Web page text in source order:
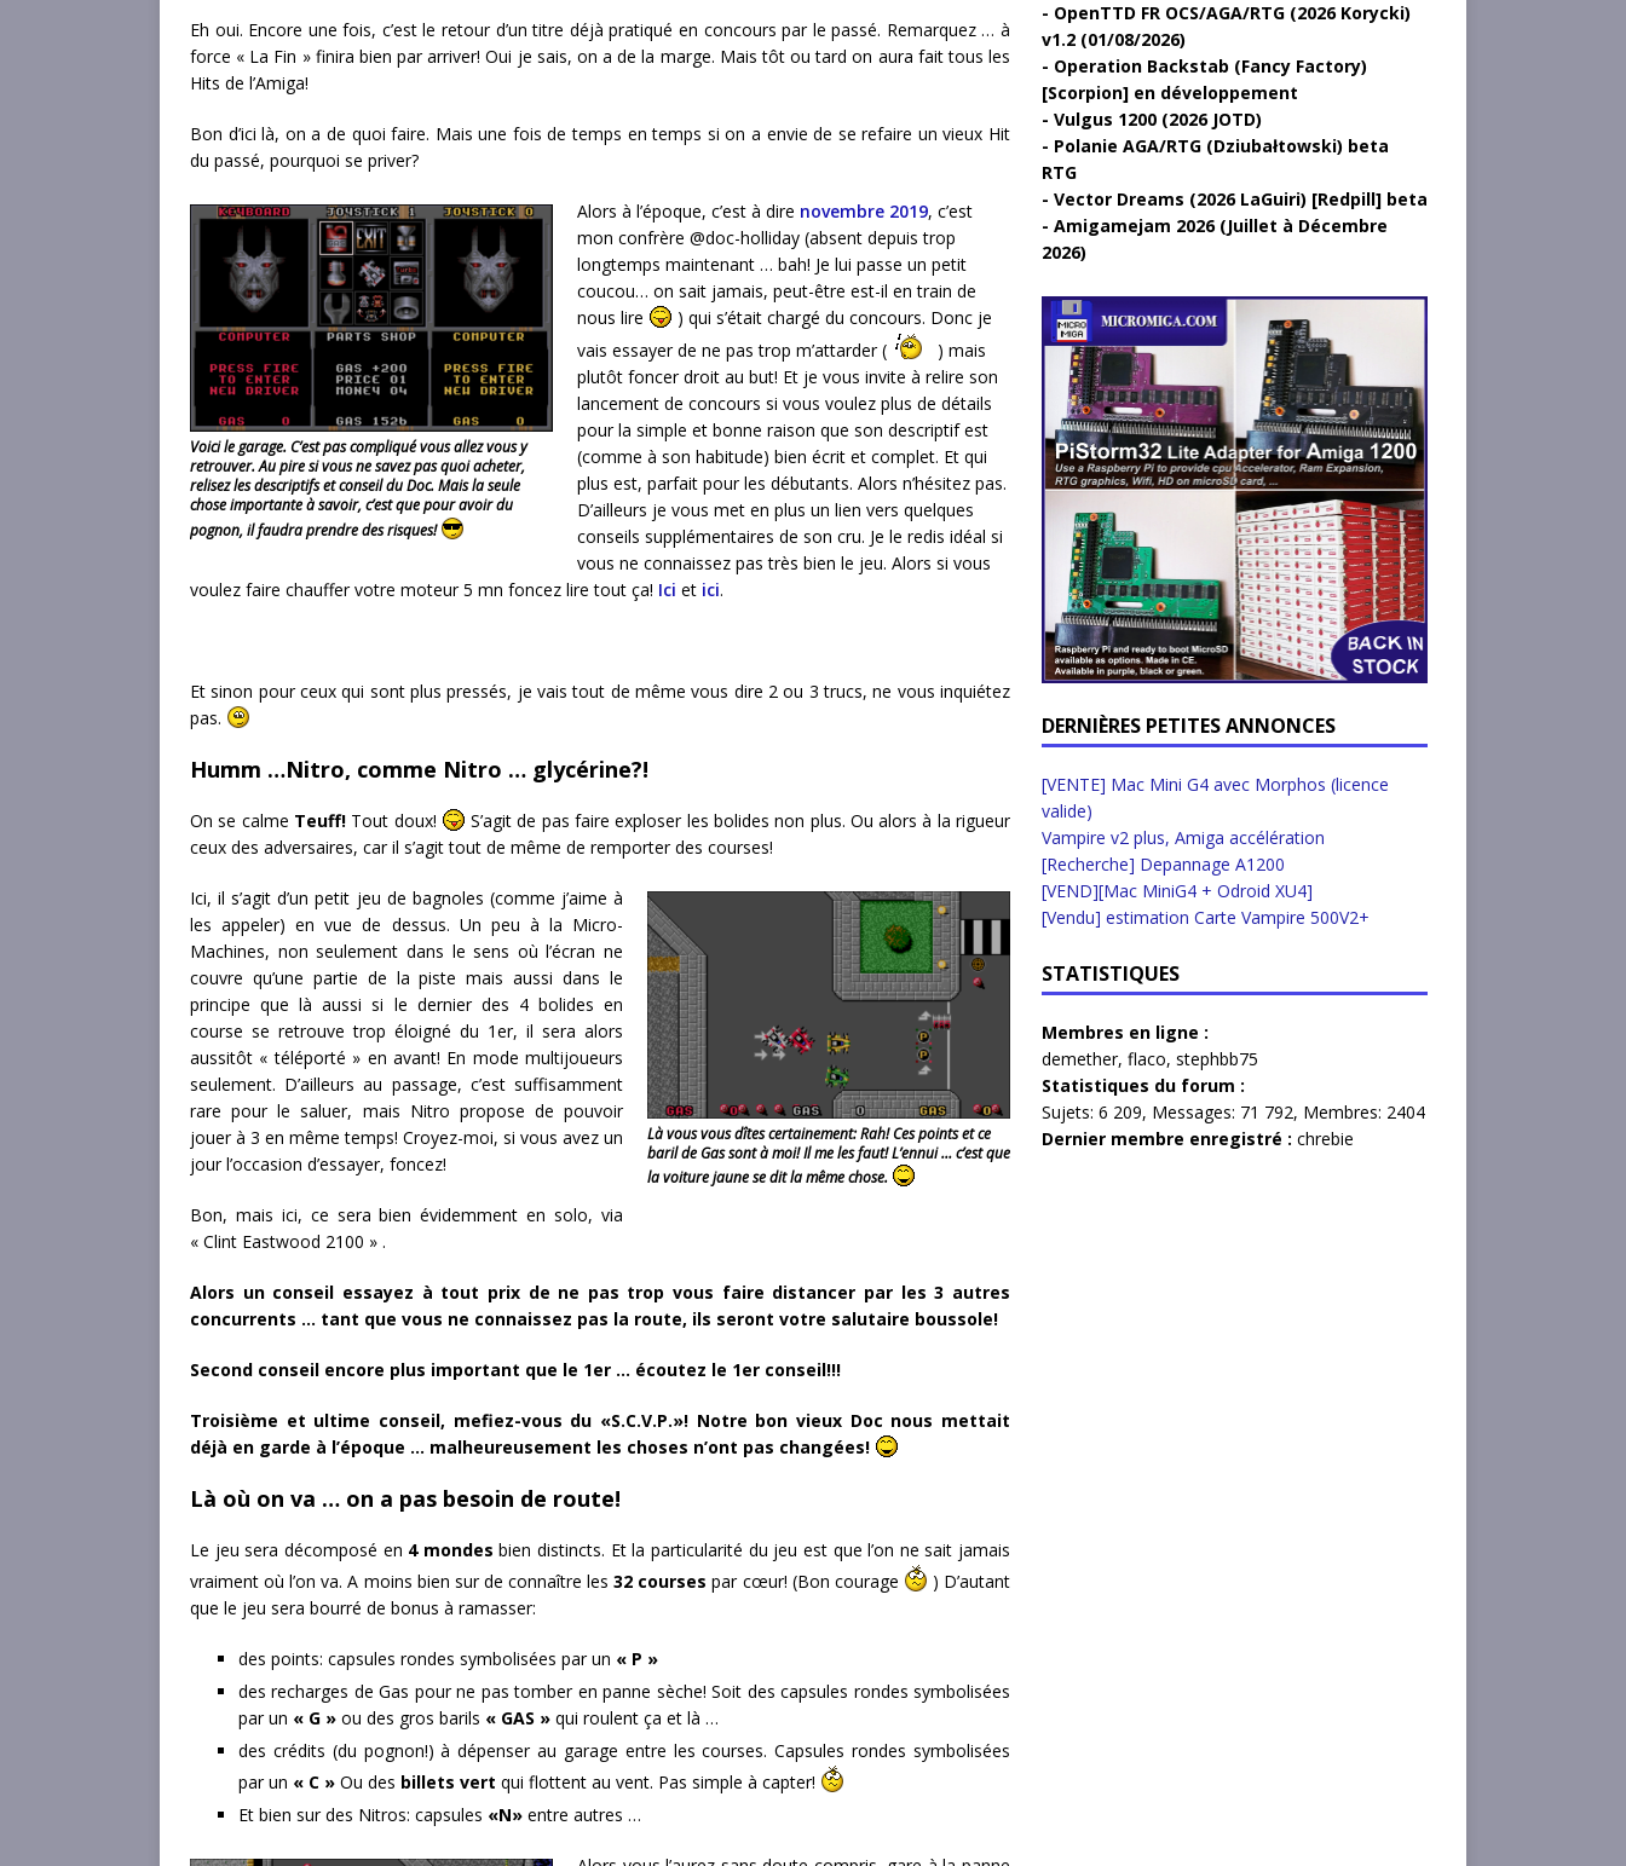
Eh oui. Encore une fois, c’est le retour d’un titre déjà pratiqué en concours par le passé. Remarquez … à
force « La Fin » finira bien par arriver! Oui je sais, on a de la marge. Mais tôt ou tard on aura fait tous les
Hits de l’Amiga!
Bon d’ici là, on a de quoi faire. Mais une fois de temps en temps si on a envie de se refaire un vieux Hit
du passé, pourquoi se priver?
Voici le garage. C’est pas compliqué vous allez vous y
retrouver. Au pire si vous ne savez pas quoi acheter,
relisez les descriptifs et conseil du Doc. Mais la seule
chose importante à savoir, c’est que pour avoir du
pognon, il faudra prendre des risques!
Alors à l’époque, c’est à dire novembre 2019, c’est
mon confrère @doc-holliday (absent depuis trop
longtemps maintenant … bah! Je lui passe un petit
coucou… on sait jamais, peut-être est-il en train de
nous lire
) qui s’était chargé du concours. Donc je
vais essayer de ne pas trop m’attarder (
) mais
plutôt foncer droit au but! Et je vous invite à relire son
lancement de concours si vous voulez plus de détails
pour la simple et bonne raison que son descriptif est
(comme à son habitude) bien écrit et complet. Et qui
plus est, parfait pour les débutants. Alors n’hésitez pas.
D’ailleurs je vous met en plus un lien vers quelques
conseils supplémentaires de son cru. Je le redis idéal si
vous ne connaissez pas très bien le jeu. Alors si vous
voulez faire chauffer votre moteur 5 mn foncez lire tout ça! Ici et ici.
Et sinon pour ceux qui sont plus pressés, je vais tout de même vous dire 2 ou 3 trucs, ne vous inquiétez
pas.
Humm …Nitro, comme Nitro … glycérine?!
On se calme Teuff!Tout doux!
S’agit de pas faire exploser les bolides non plus. Ou alors à la rigueur
ceux des adversaires, car il s’agit tout de même de remporter des courses!
Là vous vous dîtes certainement: Rah! Ces points et ce
baril de Gas sont à moi! Il me les faut! L’ennui … c’est que
la voiture jaune se dit la même chose.
Ici, il s’agit d’un petit jeu de bagnoles (comme j’aime à
les appeler) en vue de dessus. Un peu à la Micro-
Machines, non seulement dans le sens où l’écran ne
couvre qu’une partie de la piste mais aussi dans le
principe que là aussi si le dernier des 4 bolides en
course se retrouve trop éloigné du 1er, il sera alors
aussitôt « téléporté » en avant! En mode multijoueurs
seulement. D’ailleurs au passage, c’est suffisamment
rare pour le saluer, mais Nitro propose de pouvoir
jouer à 3 en même temps! Croyez-moi, si vous avez un
jour l’occasion d’essayer, foncez!
Bon, mais ici, ce sera bien évidemment en solo, via
« Clint Eastwood 2100 » .
Alors un conseil essayez à tout prix de ne pas trop vous faire distancer par les 3 autres
concurrents … tant que vous ne connaissez pas la route, ils seront votre salutaire boussole!
Second conseil encore plus important que le 1er … écoutez le 1er conseil!!!
Troisième et ultime conseil, mefiez-vous du «S.C.V.P.»! Notre bon vieux Doc nous mettait
déjà en garde à l’époque … malheureusement les choses n’ont pas changées!
Là où on va … on a pas besoin de route!
Le jeu sera décomposé en 4 mondes bien distincts. Et la particularité du jeu est que l’on ne sait jamais
vraiment où l’on va. A moins bien sur de connaître les32 courses par cœur! (Bon courage
) D’autant
que le jeu sera bourré de bonus à ramasser:
des points: capsules rondes symbolisées par un « P »
des recharges de Gas pour ne pas tomber en panne sèche! Soit des capsules rondes symbolisées
par un « G » ou des gros barils « GAS » qui roulent ça et là …
des crédits (du pognon!) à dépenser au garage entre les courses. Capsules rondes symbolisées
par un « C » Ou des billets vert qui flottent au vent. Pas simple à capter!
Et bien sur des Nitros: capsules «N» entre autres …
OpenTTD FR OCS/AGA/RTG (2026 Korycki)
v1.2 (01/08/2026)
Operation Backstab (Fancy Factory)
[Scorpion] en développement
Vulgus 1200 (2026 JOTD)
Polanie AGA/RTG (Dziubałtowski) beta
RTG
Vector Dreams (2026 LaGuiri) [Redpill] beta
Amigamejam 2026 (Juillet à Décembre
2026)
DERNIÈRES PETITES ANNONCES
[VENTE] Mac Mini G4 avec Morphos (licence
valide)
Vampire v2 plus, Amiga accélération
[Recherche] Depannage A1200
[VEND][Mac MiniG4 + Odroid XU4]
[Vendu] estimation Carte Vampire 500V2+
STATISTIQUES
Membres en ligne :
demether, flaco, stephbb75
Statistiques du forum :
Sujets: 6 209, Messages: 71 792, Membres: 2404
Dernier membre enregistré : chrebie